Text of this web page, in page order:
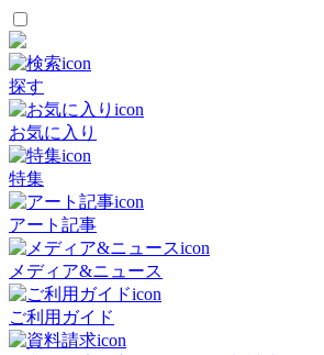
探す
お気に入り
特集
アート記事
メディア&ニュース
ご利用ガイド